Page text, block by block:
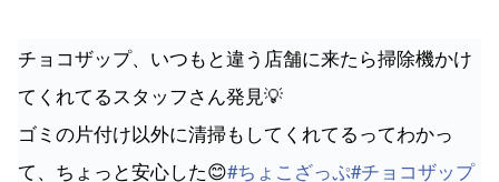
チョコザップ、いつもと違う店舗に来たら掃除機かけ
てくれてるスタッフさん発見💡
ゴミの片付け以外に清掃もしてくれてるってわかっ
て、ちょっと安心した😊 #ちょこざっぷ #チョコザップ